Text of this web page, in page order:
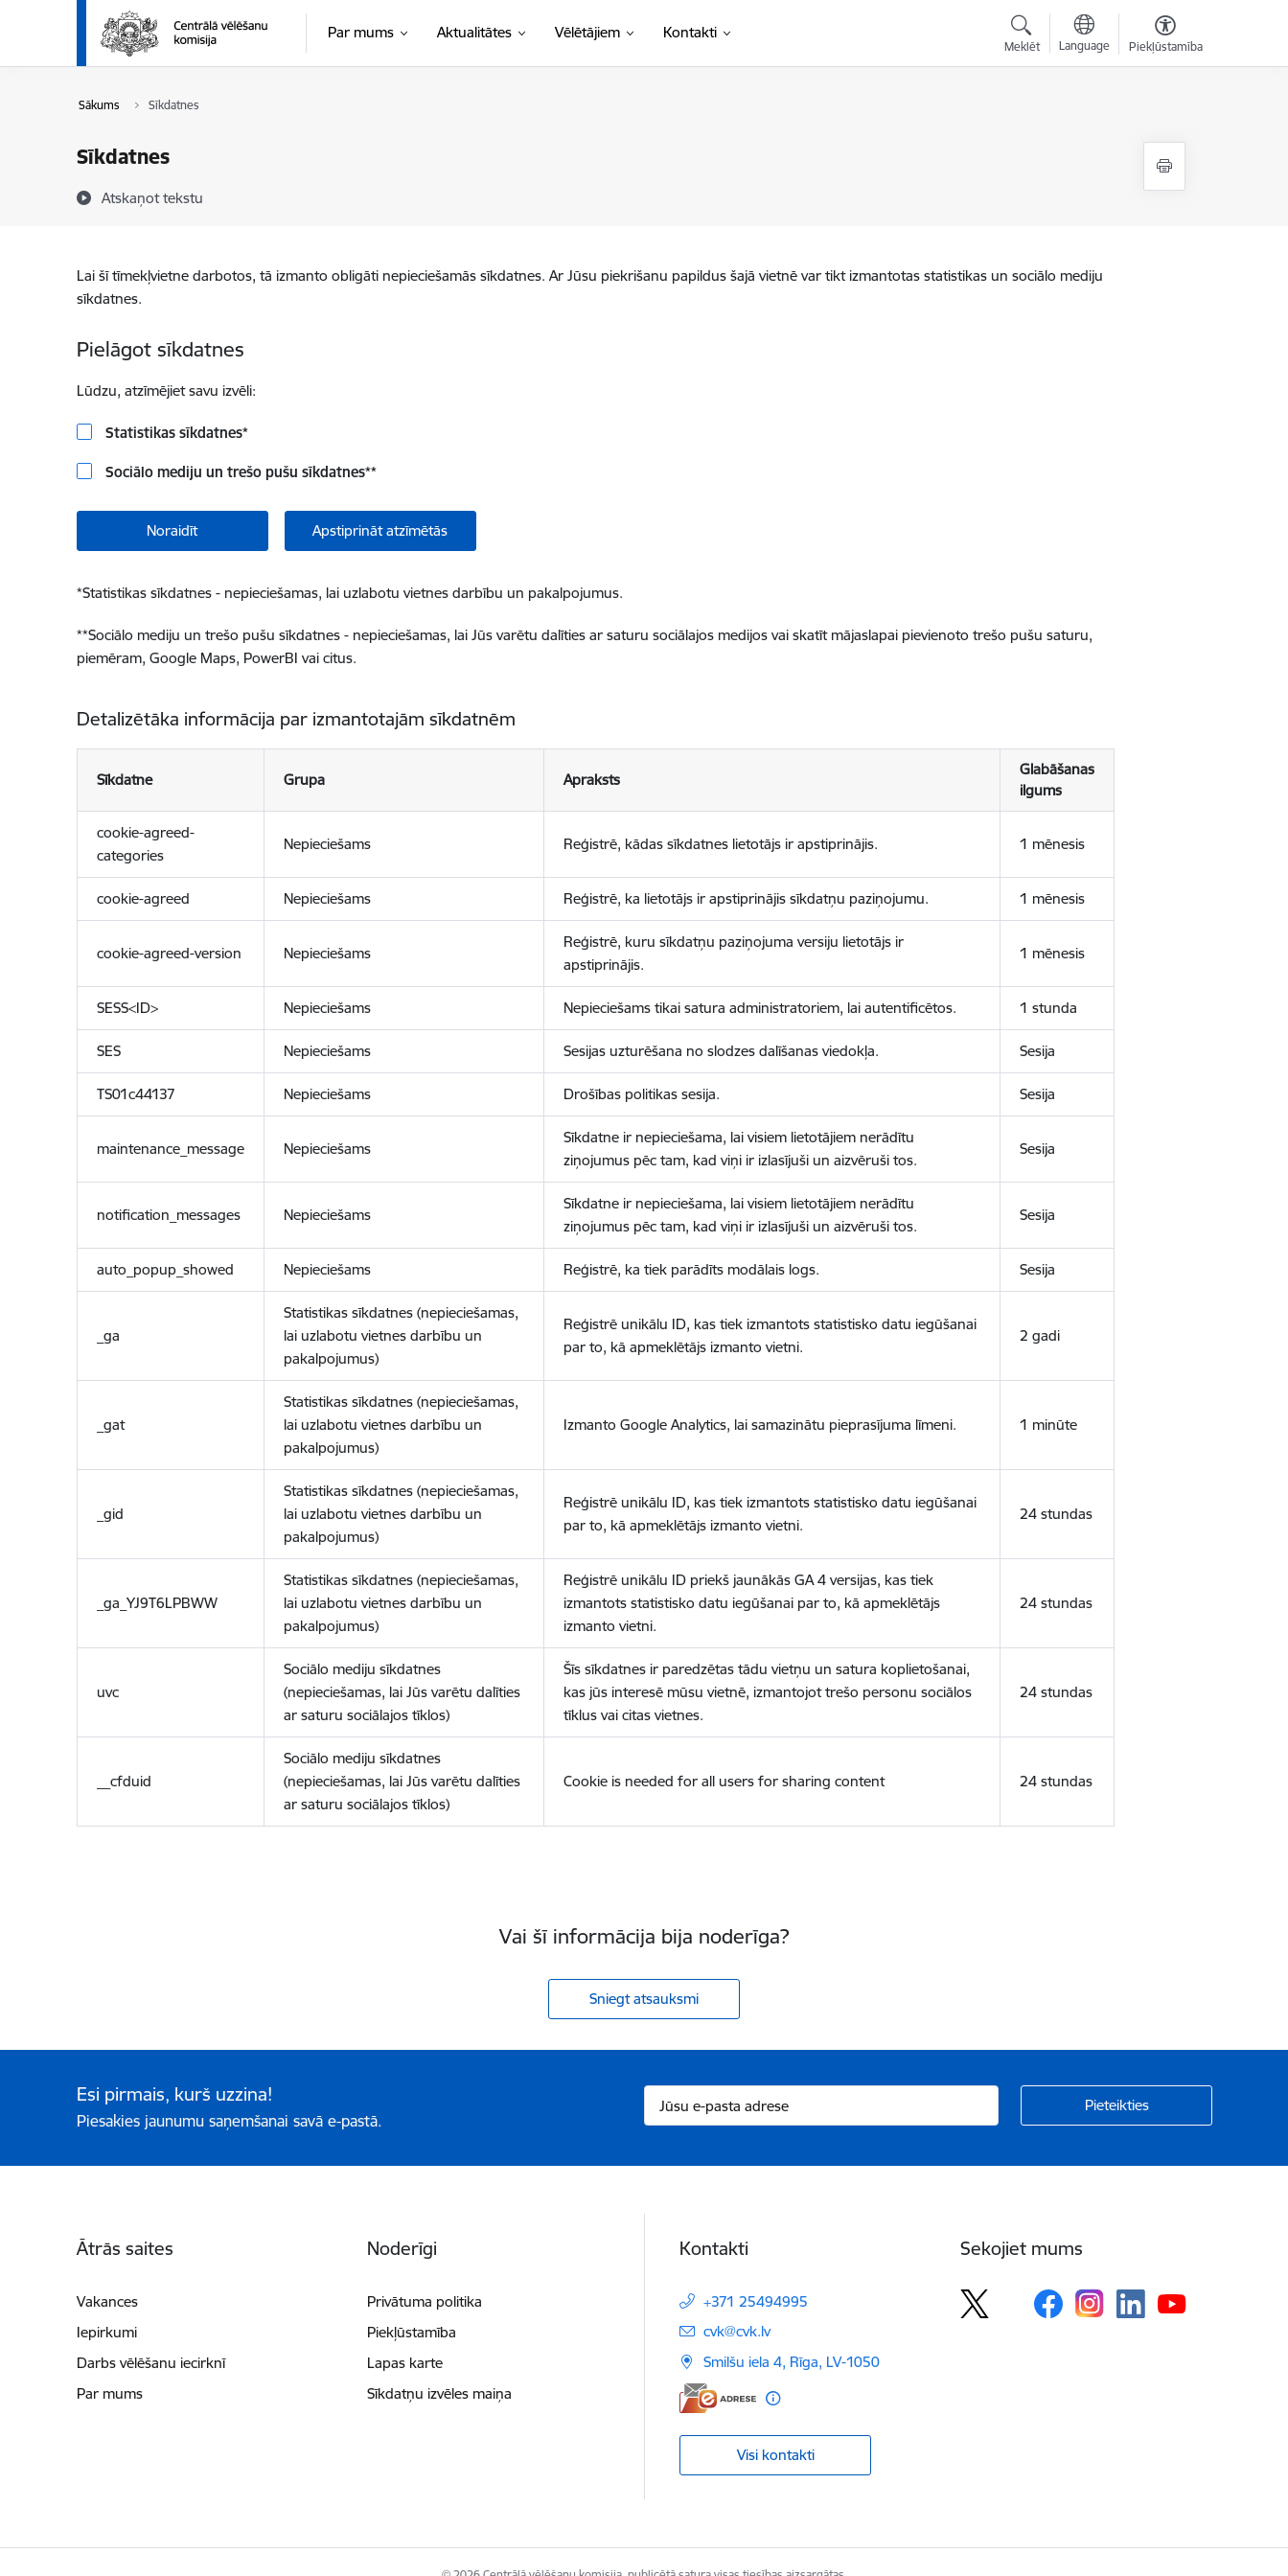
Pāriet uz lapas saturu
Par mums Aktualitātes Vēlētājiem Kontakti
Meklēt Language Piekļūstamība
Sākums Sīkdatnes
Sīkdatnes
Atskaņot tekstu
Lai šī tīmekļvietne darbotos, tā izmanto obligāti nepieciešamās sīkdatnes. Ar Jūsu piekrišanu papildus šajā vietnē var tikt izmantotas statistikas un sociālo mediju
sīkdatnes.
Pielāgot sīkdatnes
Lūdzu, atzīmējiet savu izvēli:
Statistikas sīkdatnes*
Sociālo mediju un trešo pušu sīkdatnes**
Noraidīt Apstiprināt atzīmētās
*Statistikas sīkdatnes - nepieciešamas, lai uzlabotu vietnes darbību un pakalpojumus.
**Sociālo mediju un trešo pušu sīkdatnes - nepieciešamas, lai Jūs varētu dalīties ar saturu sociālajos medijos vai skatīt mājaslapai pievienoto trešo pušu saturu,
piemēram, Google Maps, PowerBI vai citus.
Detalizētāka informācija par izmantotajām sīkdatnēm
Sīkdatne Grupa Apraksts
Glabāšanas
ilgums
cookie-agreed-
categories
Nepieciešams Reģistrē, kādas sīkdatnes lietotājs ir apstiprinājis. 1 mēnesis
cookie-agreed Nepieciešams Reģistrē, ka lietotājs ir apstiprinājis sīkdatņu paziņojumu. 1 mēnesis
cookie-agreed-version Nepieciešams
Reģistrē, kuru sīkdatņu paziņojuma versiju lietotājs ir
apstiprinājis.
1 mēnesis
SESS<ID> Nepieciešams Nepieciešams tikai satura administratoriem, lai autentificētos. 1 stunda
SES Nepieciešams Sesijas uzturēšana no slodzes dalīšanas viedokļa. Sesija
TS01c44137 Nepieciešams Drošības politikas sesija. Sesija
maintenance_message Nepieciešams
Sīkdatne ir nepieciešama, lai visiem lietotājiem nerādītu
ziņojumus pēc tam, kad viņi ir izlasījuši un aizvēruši tos.
Sesija
notification_messages Nepieciešams
Sīkdatne ir nepieciešama, lai visiem lietotājiem nerādītu
ziņojumus pēc tam, kad viņi ir izlasījuši un aizvēruši tos.
Sesija
auto_popup_showed Nepieciešams Reģistrē, ka tiek parādīts modālais logs. Sesija
_ga
Statistikas sīkdatnes (nepieciešamas,
lai uzlabotu vietnes darbību un
pakalpojumus)
Reģistrē unikālu ID, kas tiek izmantots statistisko datu iegūšanai
par to, kā apmeklētājs izmanto vietni.
2 gadi
_gat
Statistikas sīkdatnes (nepieciešamas,
lai uzlabotu vietnes darbību un
pakalpojumus)
Izmanto Google Analytics, lai samazinātu pieprasījuma līmeni. 1 minūte
_gid
Statistikas sīkdatnes (nepieciešamas,
lai uzlabotu vietnes darbību un
pakalpojumus)
Reģistrē unikālu ID, kas tiek izmantots statistisko datu iegūšanai
par to, kā apmeklētājs izmanto vietni.
24 stundas
_ga_YJ9T6LPBWW
Statistikas sīkdatnes (nepieciešamas,
lai uzlabotu vietnes darbību un
pakalpojumus)
Reģistrē unikālu ID priekš jaunākās GA 4 versijas, kas tiek
izmantots statistisko datu iegūšanai par to, kā apmeklētājs
izmanto vietni.
24 stundas
uvc
Sociālo mediju sīkdatnes
(nepieciešamas, lai Jūs varētu dalīties
ar saturu sociālajos tīklos)
Šīs sīkdatnes ir paredzētas tādu vietņu un satura koplietošanai,
kas jūs interesē mūsu vietnē, izmantojot trešo personu sociālos
tīklus vai citas vietnes.
24 stundas
__cfduid
Sociālo mediju sīkdatnes
(nepieciešamas, lai Jūs varētu dalīties
ar saturu sociālajos tīklos)
Cookie is needed for all users for sharing content 24 stundas
Vai šī informācija bija noderīga?
Sniegt atsauksmi
Esi pirmais, kurš uzzina!
Piesakies jaunumu saņemšanai savā e-pastā.
Ātrās saites
Vakances
Iepirkumi
Darbs vēlēšanu iecirknī
Par mums
Noderīgi
Privātuma politika
Piekļūstamība
Lapas karte
Sīkdatņu izvēles maiņa
Kontakti
+371 25494995
E-pasts:
cvk@cvk.lv
Smilšu iela 4, Rīga, LV-1050
Visi kontakti
Sekojiet mums